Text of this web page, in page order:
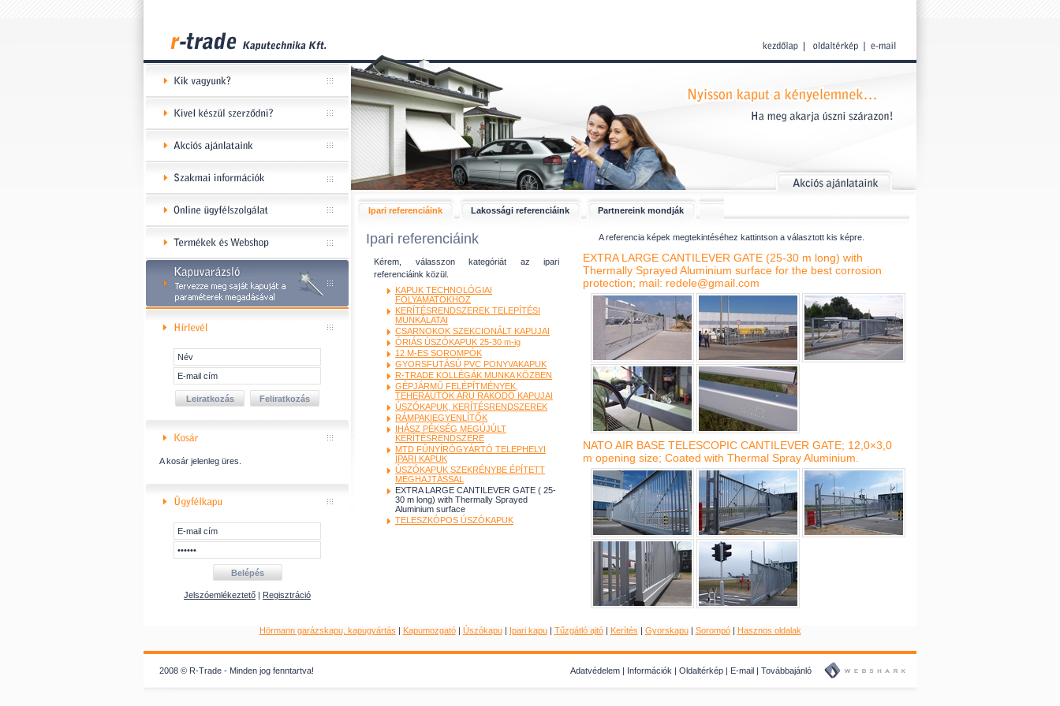
A kosár jelenleg üres.
Jelszóemlékeztető | Regisztráció
Ipari referenciáink Lakossági referenciáink Partnereink mondják
Ipari referenciáink
Kérem, válasszon kategóriát az ipari
referenciáink közül.
KAPUK TECHNOLÓGIAI
FOLYAMATOKHOZ
KERÍTÉSRENDSZEREK TELEPÍTÉSI
MUNKÁLATAI
CSARNOKOK SZEKCIONÁLT KAPUJAI
ÓRIÁS ÚSZÓKAPUK 25-30 m-ig
12 M-ES SOROMPÓK
GYORSFUTÁSÚ PVC PONYVAKAPUK
R-TRADE KOLLÉGÁK MUNKA KÖZBEN
GÉPJÁRMŰ FELÉPÍTMÉNYEK,
TEHERAUTÓK ÁRU RAKODÓ KAPUJAI
ÚSZÓKAPUK, KERÍTÉSRENDSZEREK
RÁMPAKIEGYENLÍTŐK
IHÁSZ PÉKSÉG MEGÚJÚLT
KERÍTÉSRENDSZERE
MTD FŰNYÍRÓGYÁRTÓ TELEPHELYI
IPARI KAPUK
ÚSZÓKAPUK SZEKRÉNYBE ÉPÍTETT
MEGHAJTÁSSAL
EXTRA LARGE CANTILEVER GATE ( 25-
30 m long) with Thermally Sprayed
Aluminium surface
TELESZKÓPOS ÚSZÓKAPUK
A referencia képek megtekintéséhez kattintson a választott kis képre.
EXTRA LARGE CANTILEVER GATE (25-30 m long) with
Thermally Sprayed Aluminium surface for the best corrosion
protection; mail: redele@gmail.com
NATO AIR BASE TELESCOPIC CANTILEVER GATE; 12,0×3,0
m opening size; Coated with Thermal Spray Aluminium.
Hörmann garázskapu, kapugyártás | Kapumozgató| Úszókapu| Ipari kapu| Tűzgátló ajtó| Kerítés | Gyorskapu| Sorompó| Hasznos oldalak
Adatvédelem Információk Oldaltérkép E-mail Továbbajánló
2008 © R-Trade - Minden jog fenntartva!